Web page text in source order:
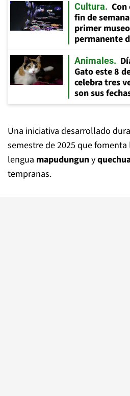
Cultura
fin de
primer
permanente
Animales
Gato este 8
celebra tres
son sus
Una iniciativa desarrollado
semestre de 2025 que
lengua mapudunguny
tempranas.